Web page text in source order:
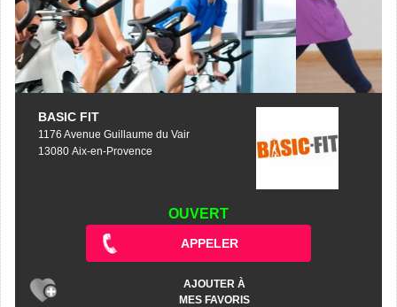
BASIC FIT
1176 Avenue Guillaume du Vair
13080 Aix-en-Provence
OUVERT
APPELER
AJOUTER À
MES FAVORIS